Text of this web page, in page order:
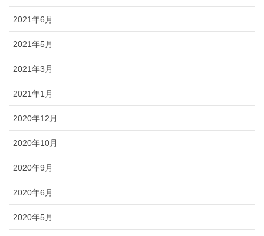
2021年6月
2021年5月
2021年3月
2021年1月
2020年12月
2020年10月
2020年9月
2020年6月
2020年5月